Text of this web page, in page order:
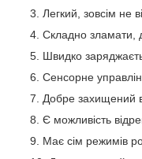
Легкий, зовсім не
Складно зламати,
Швидко
Сенсорне
Добре захищений
Є можливість
Має сім режимів